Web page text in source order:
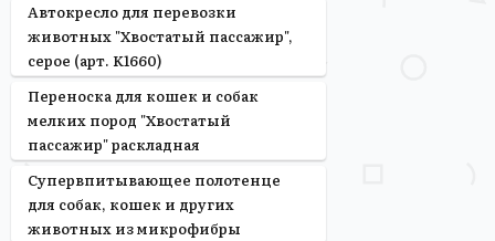
Автокресло для перевозки
животных "Хвостатый пассажир",
серое (арт. K1660)
Переноска для кошек и собак
мелких пород "Хвостатый
пассажир" раскладная
Супервпитывающее полотенце
для собак, кошек и других
животных из микрофибры